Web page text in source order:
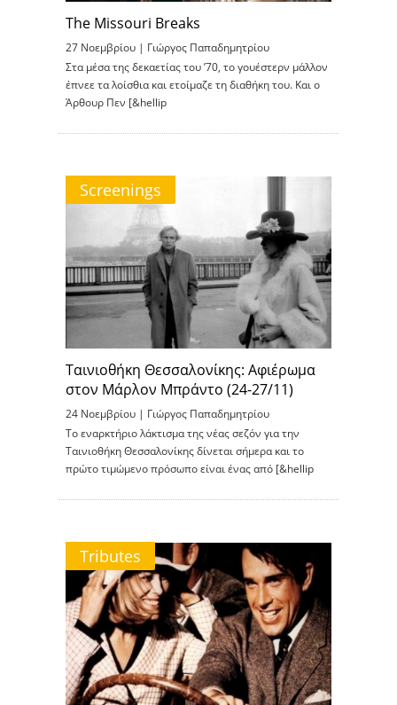
The Missouri Breaks
27 Νοεμβρίου | Γιώργος Παπαδημητρίου
Στα μέσα της δεκαετίας του ’70, το γουέστερν μάλλον
έπνεε τα λοίσθια και ετοίμαζε τη διαθήκη του. Και ο
Άρθουρ Πεν [&hellip
Screenings
Ταινιοθήκη Θεσσαλονίκης: Αφιέρωμα
στον Μάρλον Μπράντο (24-27/11)
24 Νοεμβρίου | Γιώργος Παπαδημητρίου
Το εναρκτήριο λάκτισμα της νέας σεζόν για την
Ταινιοθήκη Θεσσαλονίκης δίνεται σήμερα και το
πρώτο τιμώμενο πρόσωπο είναι ένας από [&hellip
Tributes